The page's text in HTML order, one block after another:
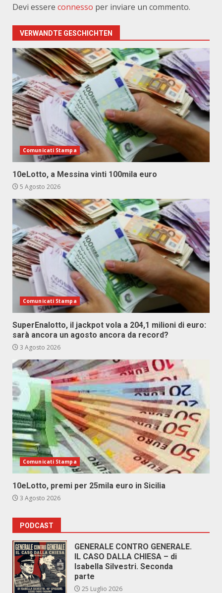
Devi essere connesso per inviare un commento.
VERWANDTE GESCHICHTEN
Comunicati Stampa
10eLotto, a Messina vinti 100mila euro
5 Agosto 2026
Comunicati Stampa
SuperEnalotto, il jackpot vola a 204,1 milioni di euro:
sarà ancora un agosto ancora da record?
3 Agosto 2026
Comunicati Stampa
10eLotto, premi per 25mila euro in Sicilia
3 Agosto 2026
PODCAST
GENERALE CONTRO GENERALE.
IL CASO DALLA CHIESA – di
Isabella Silvestri. Seconda
parte
25 Luglio 2026